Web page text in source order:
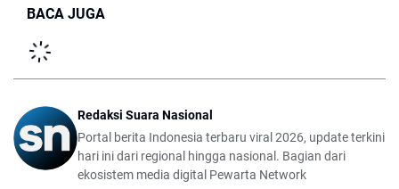
BACA JUGA
Redaksi Suara Nasional
Portal berita Indonesia terbaru viral 2026, update terkini
hari ini dari regional hingga nasional. Bagian dari
ekosistem media digital Pewarta Network